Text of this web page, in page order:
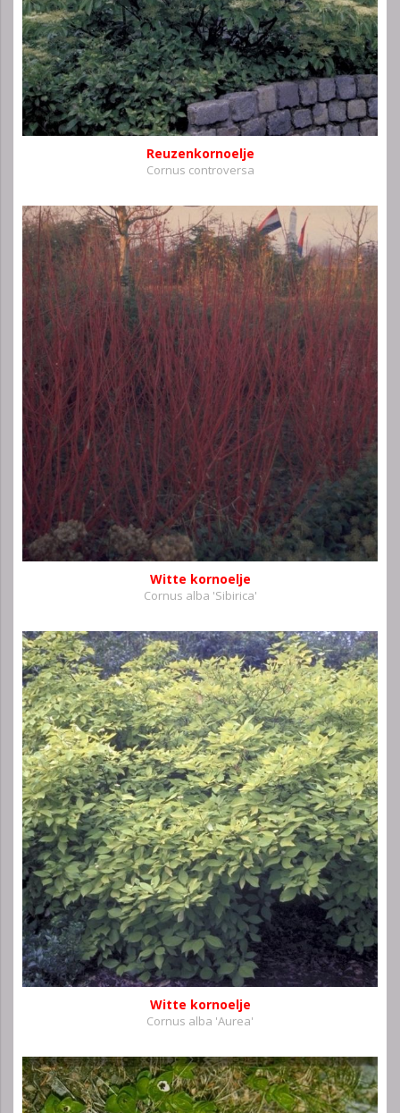
Reuzenkornoelje
Cornus controversa
Witte kornoelje
Cornus alba 'Sibirica'
Witte kornoelje
Cornus alba 'Aurea'